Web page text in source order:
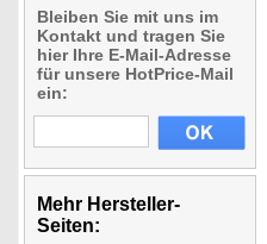
Bleiben Sie mit uns im
Kontakt und tragen Sie
hier Ihre E-Mail-Adresse
für unsere HotPrice-Mail
ein:
Mehr Hersteller-
Seiten: